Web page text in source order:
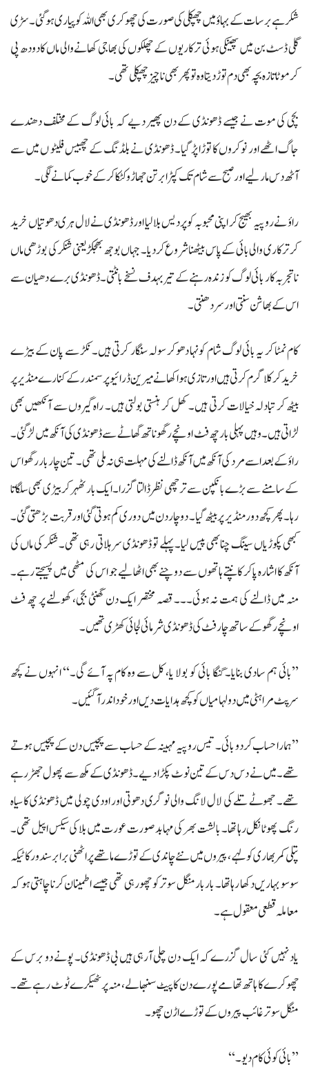
شکر ہے برسات کے بہاؤ میں چھپکلی کی صورت کی چھوکری بھی اللہ کو پیاری ہو گئی۔ سڑی
گلی ڈسٹ بن میں پھینکی ہوئی ترکاریوں کے چھلکوں کی بھاجی کھانے والی ماں کا دودھ پی
کر موٹا تازہ بچہ بھی دم توڑ دیتا وہ تو پھر بھی ناچیز چھپکلی تھی۔
بچی کی موت نے جیسے ڈھونڈی کے دن پھیر دیے کہ بائی لوگ کے مختلف دھندے
جاگ اٹھے اور نوکروں کا توڑا پڑ گیا۔ ڈھونڈی نے بلڈنگ کے چھبیس فلیٹو ں میں سے
آٹھ دس مار لیے اور صبح سے شام تک کپڑا برتن جھاڑو کٹکا کر کے خوب کمانے لگی۔
راؤ نے روپیہ بھیج کر اپنی محبوبہ کو پردیس بلا لیا اور ڈھونڈی نے لال ہری دھوتیاں خرید
کر ترکاری والی بائی کے پاس بیٹھنا شروع کردیا۔ جہاں بوجھ بھجکڑ یعنی شنکر کی بوڑھی ماں
ناتجربہ کار بائی لوگ کو زندہ رہنے کے تیر بہدف نسخے بانٹتی۔ ڈھونڈی برے دھیان سے
اس کے بھاشن سنتی اور سردھنتی۔
کام نمٹا کر یہ بائی لوگ شام کو نہا دھوکر سولہ سنگار کرتی ہیں۔ نکڑ سے پان کے بیڑے
خرید کر کلا گرم کرتی ہیں اور تازی ہوا کھانے میرین ڈرائیو پر سمندر کے کنارے منڈیر پر
بیٹھ کر تبادلہ خیالات کرتی ہیں۔ کھل کر ہنستی بولتی ہیں۔ راہ گیروں سے آنکھیں بھی
لڑاتی ہیں۔ وہیں پہلی بار چھ فٹ اونچے رگھو ناتھ گھاٹے سےڈھونڈی کی آنکھ میں لڑ گئی۔
راؤ کے بعد اسے مرد کی آنکھ میں آنکھ ڈالنےکی مہلت ہی نہ ملی تھی۔ تین چار بار رگھو اس
کے سامنے سے بڑے بانکپن سے ترچھی نظر ڈالتا گزرا۔ ایک بار ٹھہر کر بیڑی بھی سلگاتا
رہا۔ پھر کچھ دور منڈیر پر بیٹھ گیا۔ دو چار دن میں دوری کم ہوتی گئی اور قربت بڑھتی گئی۔
کبھی پکوڑیاں سینگ چنا بھی پیس لیا۔ پہلے تو ڈھونڈی سرہلاتی رہی تھی۔ شنکر کی ماں کی
آنکھ کا اشارہ پاکر کانپتے ہاتھوں سے دو چنے بھی اٹھالیے جو اس کی مٹھی میں پسیجتے رہے۔
منہ میں ڈالنے کی ہمت نہ ہوئی۔۔۔ قصہ مختصر ایک دن گھنٹی بجی، کھولنے پر چھ فٹ
اونچے رگھو کے ساتھ چار فٹ کی ڈھونڈی شرمائی لجائی کھڑی تھیں۔
’’بائی ہم سادی بنایا۔ گنگا بائی کو بولا یا، کل سے وہ کام پہ آئے گی۔‘‘ انہوں نے کچھ
سرپٹ مراہٹی میں دولہا میاں کو کچھ ہدایات دیں اور خود اندر آگئیں۔
’’ہمارا حساب کردو بائی۔ تیس روپیہ مہینہ کے حساب سے پچیس دن کے پچیس ہوتے
تھے۔ میں نے دس دس کے تین نوٹ پکڑا دیے۔ ڈھونڈی کے مکھ سے پھول جھڑ رہے
تھے۔ جھوٹے تلے کی لال لانگ والی نوگری دھوتی اور اودی چولی میں ڈھونڈی کا سیاہ
رنگ پھوٹا نکل رہا تھا۔ بالشت بھر کی مہا بد صورت عورت میں بلا کی سیکس اپیل تھی۔
پتلی کمر بھاری کولہے، پیروں میں نئے چاندی کے توڑے ماتھے پر اٹھنی برابر سندور کا ٹیکہ
سو سو بہاریں دکھا رہا تھا۔ باربار منگل سوتر کو چھو رہی تھی جیسے اطمینان کرنا چاہتی ہو کہ
معاملہ قطعی معقول ہے۔
یاد نہیں کئی سال گزرے کہ ایک دن چلی آرہی ہیں بی ڈھونڈی۔ پونے دو برس کے
چھوکرے کا ہاتھ تھامے پورے دن کا پیٹ سنبھالے، منہ پر ٹھیکرے ٹوٹ رہے تھے۔
منگل سوتر غائب پیروں کے توڑے اڑن چھو۔
’’بائی کوئی کام دیو۔‘‘